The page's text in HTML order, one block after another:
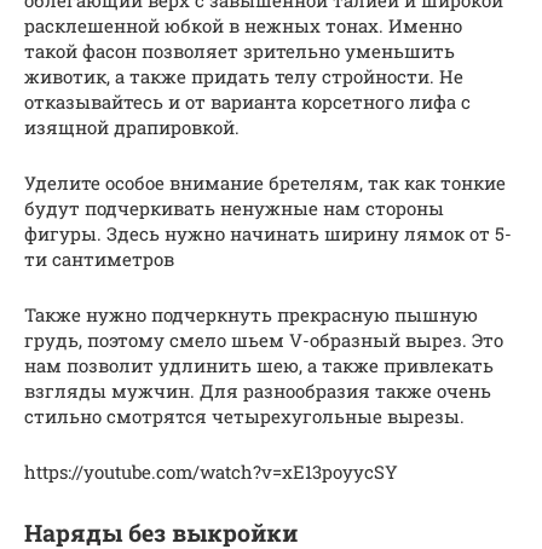
расклешенной юбкой в нежных тонах. Именно
такой фасон позволяет зрительно уменьшить
животик, а также придать телу стройности. Не
отказывайтесь и от варианта корсетного лифа с
изящной драпировкой.
Уделите особое внимание бретелям, так как тонкие
будут подчеркивать ненужные нам стороны
фигуры. Здесь нужно начинать ширину лямок от 5-
ти сантиметров
Также нужно подчеркнуть прекрасную пышную
грудь, поэтому смело шьем V-образный вырез. Это
нам позволит удлинить шею, а также привлекать
взгляды мужчин. Для разнообразия также очень
стильно смотрятся четырехугольные вырезы.
https://youtube.com/watch?v=xE13poyycSY
Наряды без выкройки